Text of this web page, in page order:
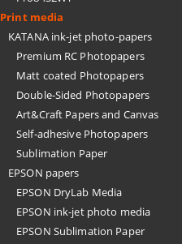
Print media
KATANA ink-jet photo-papers
Premium RC Photopapers
Matt coated Photopapers
Double-Sided Photopapers
Art&Craft Papers and Canvas
Self-adhesive Photopapers
Sublimation Paper
EPSON papers
EPSON DryLab Media
EPSON ink-jet photo media
EPSON Sublimation Paper